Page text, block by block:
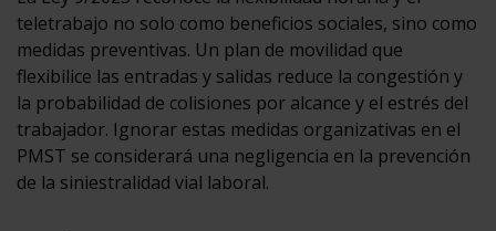
teletrabajo no solo como beneficios sociales, sino como
medidas preventivas. Un plan de movilidad que
flexibilice las entradas y salidas reduce la congestión y
la probabilidad de colisiones por alcance y el estrés del
trabajador. Ignorar estas medidas organizativas en el
PMST se considerará una negligencia en la prevención
de la siniestralidad vial laboral.